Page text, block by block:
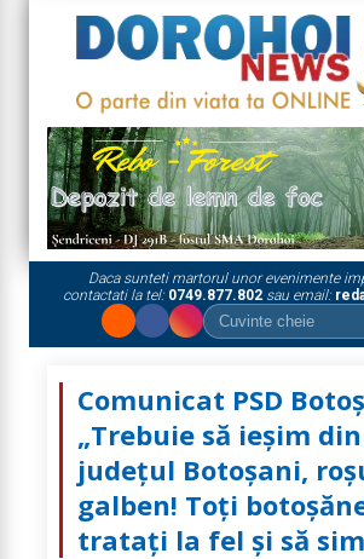
Daca sunteti martorul unor evenimente
contactati la tel: 0749.877.802sau email:
Comunicat PSD
„Trebuie să ieșim
județul Botoșani,
galben! Toți
tratați la fel și să